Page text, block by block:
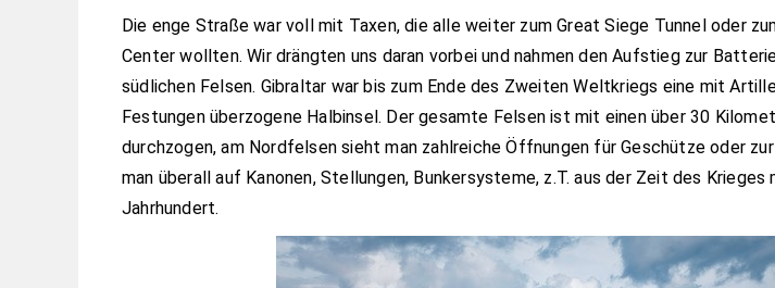
Die enge Straße war voll mit Taxen, die alle weiter zum Great Siege Tunnel oder
Center wollten. Wir drängten uns daran vorbei und nahmen den Aufstieg zur
südlichen Felsen. Gibraltar war bis zum Ende des Zweiten Weltkriegs eine mit
Festungen überzogene Halbinsel. Der gesamte Felsen ist mit einen über 30
durchzogen, am Nordfelsen sieht man zahlreiche Öffnungen für Geschütze oder
man überall auf Kanonen, Stellungen, Bunkersysteme, z.T. aus der Zeit des Krieges
Jahrhundert.